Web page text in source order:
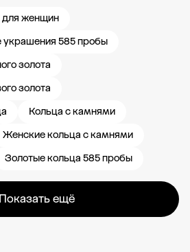
для женщин
585 пробы
золота
золота
Кольца с камнями
Женские кольца с камнями
Золотые кольца 585 пробы
Показать ещё